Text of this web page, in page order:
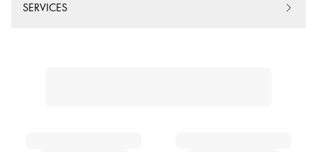
SERVICES